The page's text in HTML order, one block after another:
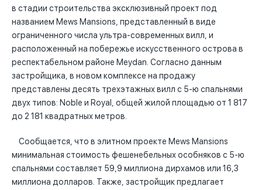
в стадии строительства эксклюзивный проект под
названием Mews Mansions, представленный в виде
ограниченного числа ультра-современных вилл, и
расположенный на побережье искусственного острова в
респектабельном районе Meydan. Согласно данным
застройщика, в новом комплексе на продажу
представлены десять трехэтажных вилл с 5-ю спальнями
двух типов: Noble и Royal, общей жилой площадью от 1 817
до 2 181 квадратных метров.
Сообщается, что в элитном проекте Mews Mansions
минимальная стоимость фешенебельных особняков с 5-ю
спальнями составляет 59,9 миллиона дирхамов или 16,3
миллиона долларов. Также, застройщик предлагает